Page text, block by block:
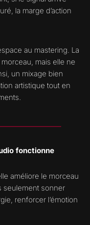
la marge d’action
au mastering. La
mais elle ne
un mixage bien
artistique tout en
fonctionne
améliore le morceau
seulement sonner
renforcer l’émotion